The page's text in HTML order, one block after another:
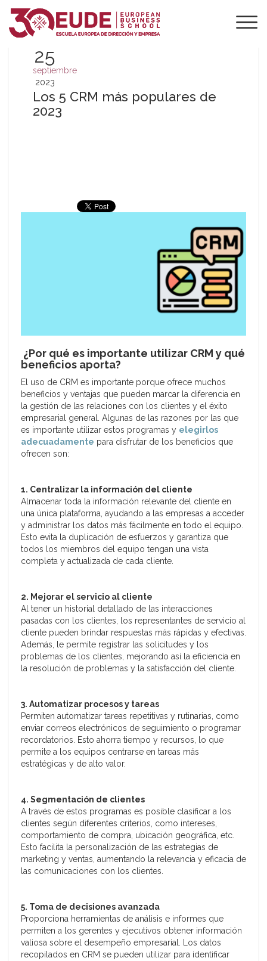
25
septiembre
2023
Los 5 CRM más populares de
2023
¿Por qué es importante utilizar CRM y qué
beneficios aporta?
El uso de CRM es importante porque ofrece muchos
beneficios y ventajas que pueden marcar la diferencia en
la gestión de las relaciones con los clientes y el éxito
empresarial general. Algunas de las razones por las que
es importante utilizar estos programas y elegirlos
adecuadamente para disfrutar de los beneficios que
ofrecen son:
1. Centralizar la información del cliente
Almacenar toda la información relevante del cliente en
una única plataforma, ayudando a las empresas a acceder
y administrar los datos más fácilmente en todo el equipo.
Esto evita la duplicación de esfuerzos y garantiza que
todos los miembros del equipo tengan una vista
completa y actualizada de cada cliente.
2. Mejorar el servicio al cliente
Al tener un historial detallado de las interacciones
pasadas con los clientes, los representantes de servicio al
cliente pueden brindar respuestas más rápidas y efectivas.
Además, le permite registrar las solicitudes y los
problemas de los clientes, mejorando así la eficiencia en
la resolución de problemas y la satisfacción del cliente.
3. Automatizar procesos y tareas
Permiten automatizar tareas repetitivas y rutinarias, como
enviar correos electrónicos de seguimiento o programar
recordatorios. Esto ahorra tiempo y recursos, lo que
permite a los equipos centrarse en tareas más
estratégicas y de alto valor.
4. Segmentación de clientes
A través de estos programas es posible clasificar a los
clientes según diferentes criterios, como intereses,
comportamiento de compra, ubicación geográfica, etc.
Esto facilita la personalización de las estrategias de
marketing y ventas, aumentando la relevancia y eficacia de
las comunicaciones con los clientes.
5. Toma de decisiones avanzada
Proporciona herramientas de análisis e informes que
permiten a los gerentes y ejecutivos obtener información
valiosa sobre el desempeño empresarial. Los datos
recopilados en CRM se pueden utilizar para identificar